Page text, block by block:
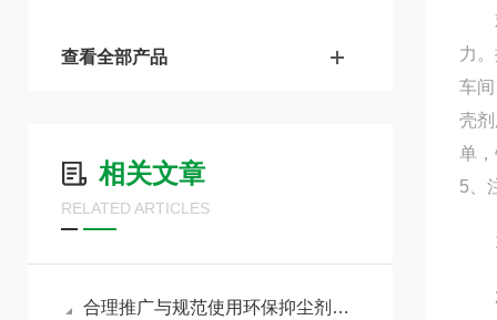
查看全部产品
相关文章
RELATED ARTICLES
合理推广与规范使用环保抑尘剂助力各行业扬尘达标治理
欢
力
车
壳
单
5、
1.
2.